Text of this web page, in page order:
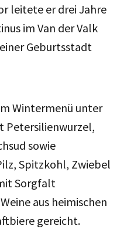
leitete er drei Jahre
im Van der Valk
Geburtsstadt
Wintermenü unter
Petersilienwurzel,
sowie
Spitzkohl, Zwiebel
Sorgfalt
aus heimischen
gereicht.